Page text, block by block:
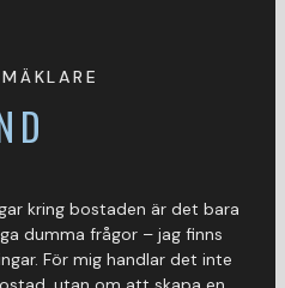
kring bostaden är det bara
dumma frågor – jag finns
För mig handlar det inte